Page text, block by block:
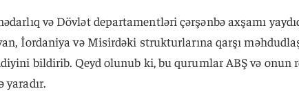
və Dövlət departamentləri çərşənbə axşamı
İordaniya və Misirdəki strukturlarına qarşı
bildirib. Qeyd olunub ki, bu qurumlar ABŞ və onun
yaradır.